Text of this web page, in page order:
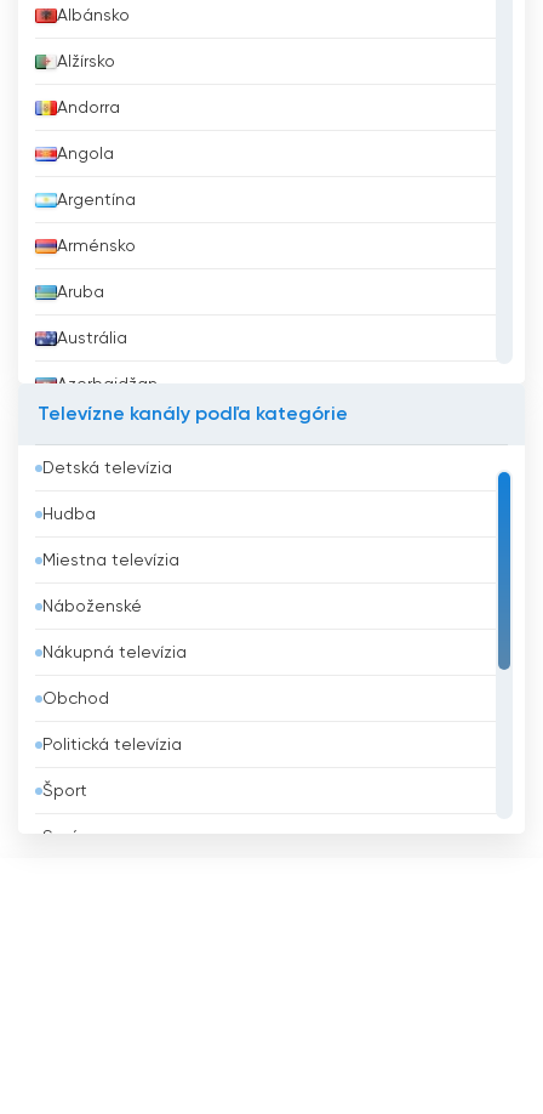
Albánsko
Alžírsko
Andorra
Angola
Argentína
Arménsko
Aruba
Austrália
Azerbajdžan
Bangladéš
Barbados
Belgicko
Belize
Benin
Bhután
Bielorusko
Bolívia
Televízne kanály podľa kategórie
Detská televízia
Hudba
Miestna televízia
Náboženské
Nákupná televízia
Obchod
Politická televízia
Šport
Správy